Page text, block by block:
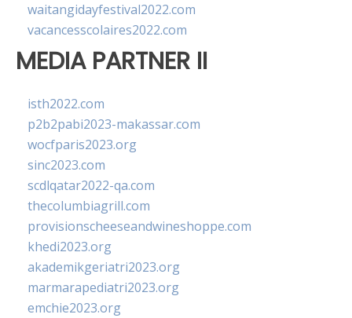
waitangidayfestival2022.com
vacancesscolaires2022.com
MEDIA PARTNER II
isth2022.com
p2b2pabi2023-makassar.com
wocfparis2023.org
sinc2023.com
scdlqatar2022-qa.com
thecolumbiagrill.com
provisionscheeseandwineshoppe.com
khedi2023.org
akademikgeriatri2023.org
marmarapediatri2023.org
emchie2023.org